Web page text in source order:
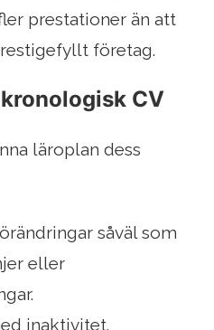
prestationer än att
företag.
CV
läroplan dess
såväl som
eller
inaktivitet.